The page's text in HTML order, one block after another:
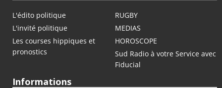
L'édito politique
RUGBY
L'invité politique
MEDIAS
Les courses hippiques et
pronostics
HOROSCOPE
Sud Radio à votre Service avec
Fiducial
Informations